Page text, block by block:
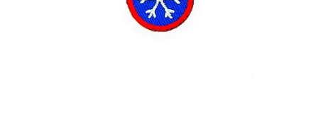
Salle de bain et beauté